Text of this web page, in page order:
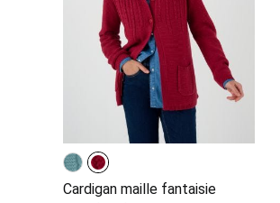
Cardigan maille fantaisie